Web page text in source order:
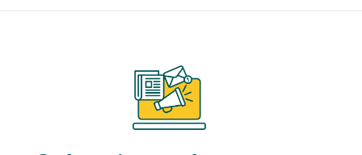
Subscriu-te als nostres
butlletins